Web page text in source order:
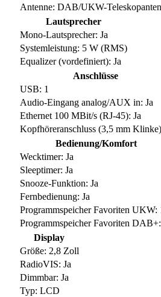
Antenne: DAB/UKW-
Lautsprecher
Mono-Lautsprecher: Ja
Systemleistung: 5 W (RMS)
Equalizer (vordefiniert): Ja
Anschlüsse
USB: 1
Audio-Eingang analog/AUX in: Ja
Ethernet 100 MBit/s (RJ-45): Ja
Kopfhöreranschluss (3,5 mm
Bedienung/Komfort
Wecktimer: Ja
Sleeptimer: Ja
Snooze-Funktion: Ja
Fernbedienung: Ja
Programmspeicher Favoriten UKW:
Programmspeicher Favoriten
Display
Größe: 2,8 Zoll
RadioVIS: Ja
Dimmbar: Ja
Typ: LCD